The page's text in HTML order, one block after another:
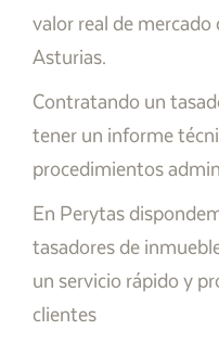
valor real de mercado
Asturias.
Contratando un
tener un informe
procedimientos
En Perytas
tasadores de
un servicio rápido y
clientes